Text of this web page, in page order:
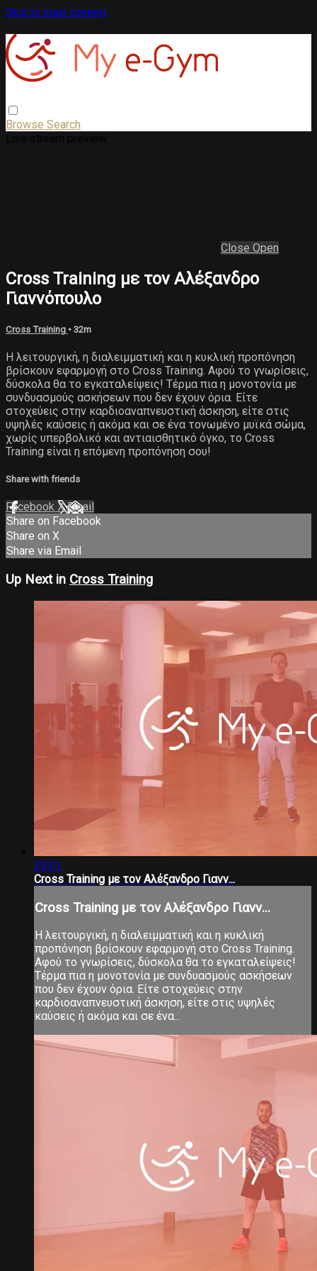
Skip to main content
Browse Search
Close Open
Cross Training με τον Αλέξανδρο
Γιαννόπουλο
Cross Training • 32m
Η λειτουργική, η διαλειμματική και η κυκλική προπόνηση
βρίσκουν εφαρμογή στο Cross Training. Αφού το γνωρίσεις,
δύσκολα θα το εγκαταλείψεις! Τέρμα πια η μονοτονία με
συνδυασμούς ασκήσεων που δεν έχουν όρια. Είτε
στοχεύεις στην καρδιοαναπνευστική άσκηση, είτε στις
υψηλές καύσεις ή ακόμα και σε ένα τονωμένο μυϊκά σώμα,
χωρίς υπερβολικό και αντιαισθητικό όγκο, το Cross
Training είναι η επόμενη προπόνηση σου!
Share with friends
Facebook XEmail
Share on Facebook
Share on X
Share via Email
Up Next in Cross Training
29:01
Cross Training με τον Αλέξανδρο Γιανν...
Cross Training με τον Αλέξανδρο Γιανν...
Η λειτουργική, η διαλειμματική και η κυκλική
προπόνηση βρίσκουν εφαρμογή στο Cross Training.
Αφού το γνωρίσεις, δύσκολα θα το εγκαταλείψεις!
Τέρμα πια η μονοτονία με συνδυασμούς ασκήσεων
που δεν έχουν όρια. Είτε στοχεύεις στην
καρδιοαναπνευστική άσκηση, είτε στις υψηλές
καύσεις ή ακόμα και σε ένα...